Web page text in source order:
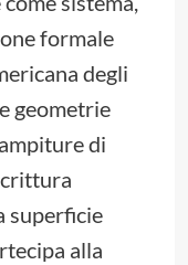
formale
degli
geometrie
di
superficie
alla